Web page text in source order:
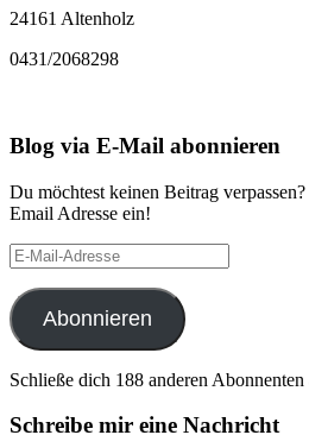
24161 Altenholz
0431/2068298
Blog via E-Mail abonnieren
Du möchtest keinen Beitrag
Email Adresse ein!
E-
Mail-
Adresse
Abonnieren
Schließe dich 188 anderen Abonnenten
Schreibe mir eine Nachricht